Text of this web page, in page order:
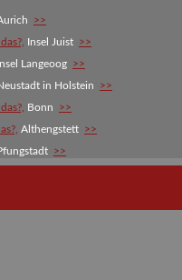
>>
Insel Juist >>
Insel Langeoog >>
in Holstein >>
Bonn >>
Althengstett >>
>>